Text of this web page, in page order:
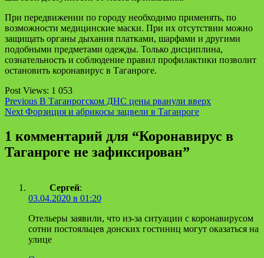
При передвижении по городу необходимо применять, по
возможности медицинские маски. При их отсутствии можно
защищать органы дыхания платками, шарфами и другими
подобными предметами одежды. Только дисциплина,
сознательность и соблюдение правил профилактики позволит
остановить коронавирус в Таганроге.
Post Views: 1 053
Continue
Reading
Previous В Таганрогском ДНС цены рванули вверх
Next Форзиция и абрикосы зацвели в Таганроге
1 комментарий для “Коронавирус в
Таганроге не зафиксирован”
Сергей:
03.04.2020 в 01:20
Отельеры заявили, что из-за ситуации с коронавирусом
сотни постояльцев донских гостиниц могут оказаться на
улице